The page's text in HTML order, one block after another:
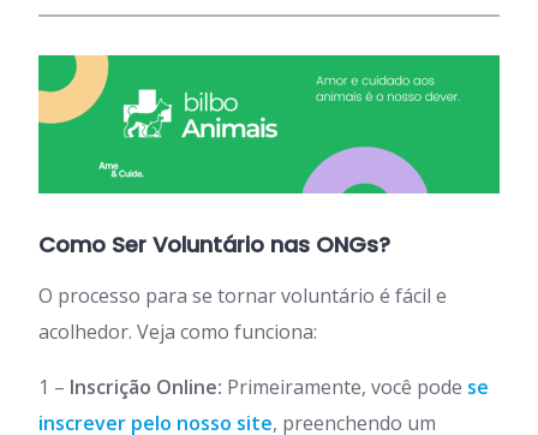
Como Ser Voluntário nas ONGs?
O processo para se tornar voluntário é fácil e
acolhedor. Veja como funciona:
1 – Inscrição Online: Primeiramente, você pode se
inscrever pelo nosso site, preenchendo um